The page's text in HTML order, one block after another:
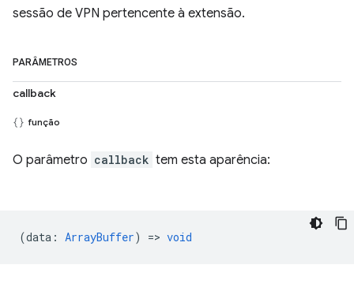
sessão de VPN pertencente à extensão.
PARÂMETROS
callback
função
O parâmetro callback tem esta aparência:
(data : ArrayBuffer) => void